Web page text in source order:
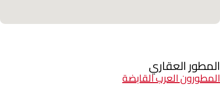
المطور العقاري
المطورون العرب القابضة